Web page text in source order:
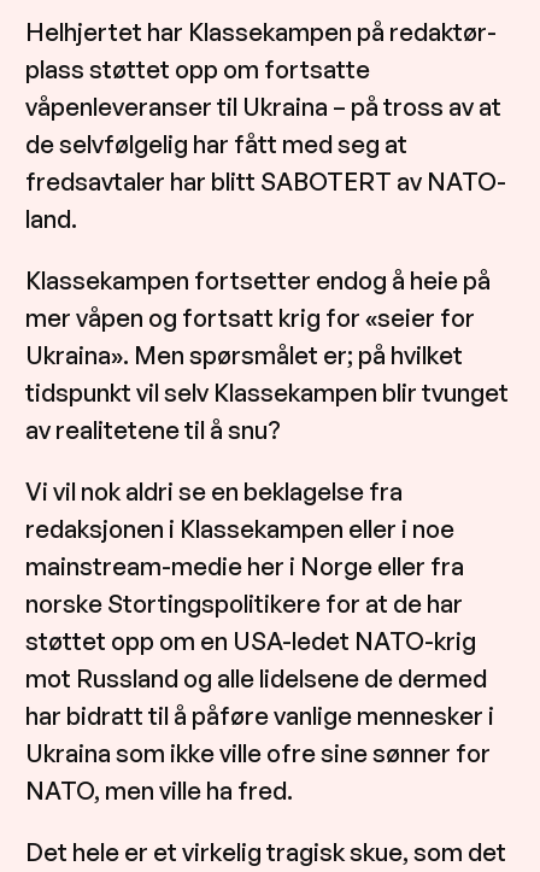
Helhjertet har Klassekampen på redaktør-
plass støttet opp om fortsatte
våpenleveranser til Ukraina – på tross av at
de selvfølgelig har fått med seg at
fredsavtaler har blitt SABOTERT av NATO-
land.
Klassekampen fortsetter endog å heie på
mer våpen og fortsatt krig for «seier for
Ukraina». Men spørsmålet er; på hvilket
tidspunkt vil selv Klassekampen blir tvunget
av realitetene til å snu?
Vi vil nok aldri se en beklagelse fra
redaksjonen i Klassekampen eller i noe
mainstream-medie her i Norge eller fra
norske Stortingspolitikere for at de har
støttet opp om en USA-ledet NATO-krig
mot Russland og alle lidelsene de dermed
har bidratt til å påføre vanlige mennesker i
Ukraina som ikke ville ofre sine sønner for
NATO, men ville ha fred.
Det hele er et virkelig tragisk skue, som det